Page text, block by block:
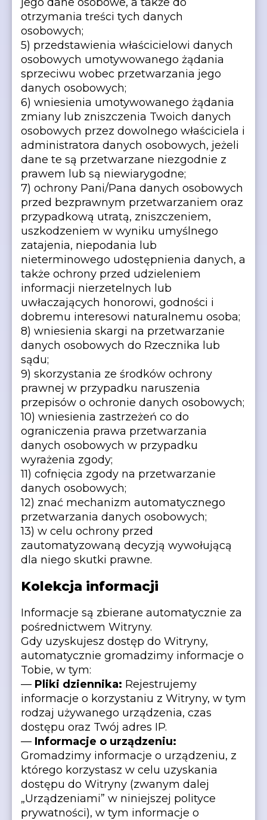
otrzymania treści tych danych
osobowych;
5) przedstawienia właścicielowi danych
osobowych umotywowanego żądania
sprzeciwu wobec przetwarzania jego
danych osobowych;
6) wniesienia umotywowanego żądania
zmiany lub zniszczenia Twoich danych
osobowych przez dowolnego właściciela i
administratora danych osobowych, jeżeli
dane te są przetwarzane niezgodnie z
prawem lub są niewiarygodne;
7) ochrony Pani/Pana danych osobowych
przed bezprawnym przetwarzaniem oraz
przypadkową utratą, zniszczeniem,
uszkodzeniem w wyniku umyślnego
zatajenia, niepodania lub
nieterminowego udostępnienia danych, a
także ochrony przed udzieleniem
informacji nierzetelnych lub
uwłaczających honorowi, godności i
dobremu interesowi naturalnemu osoba;
8) wniesienia skargi na przetwarzanie
danych osobowych do Rzecznika lub
sądu;
9) skorzystania ze środków ochrony
prawnej w przypadku naruszenia
przepisów o ochronie danych osobowych;
10) wniesienia zastrzeżeń co do
ograniczenia prawa przetwarzania
danych osobowych w przypadku
wyrażenia zgody;
11) cofnięcia zgody na przetwarzanie
danych osobowych;
12) znać mechanizm automatycznego
przetwarzania danych osobowych;
13) w celu ochrony przed
zautomatyzowaną decyzją wywołującą
dla niego skutki prawne.
Kolekcja informacji
Informacje są zbierane automatycznie za
pośrednictwem Witryny.
Gdy uzyskujesz dostęp do Witryny,
automatycznie gromadzimy informacje o
Tobie, w tym:
— Pliki dziennika: Rejestrujemy
informacje o korzystaniu z Witryny, w tym
rodzaj używanego urządzenia, czas
dostępu oraz Twój adres IP.
— Informacje o urządzeniu:
Gromadzimy informacje o urządzeniu, z
którego korzystasz w celu uzyskania
dostępu do Witryny (zwanym dalej
„Urządzeniami” w niniejszej polityce
prywatności), w tym informacje o